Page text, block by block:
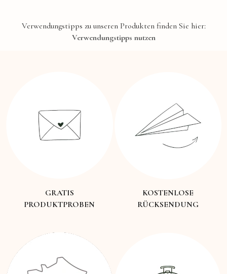
Verwendungstipps zu unseren Produkten finden Sie hier:
Verwendungstipps nutzen
GRATIS
PRODUKTPROBEN
KOSTENLOSE
RÜCKSENDUNG